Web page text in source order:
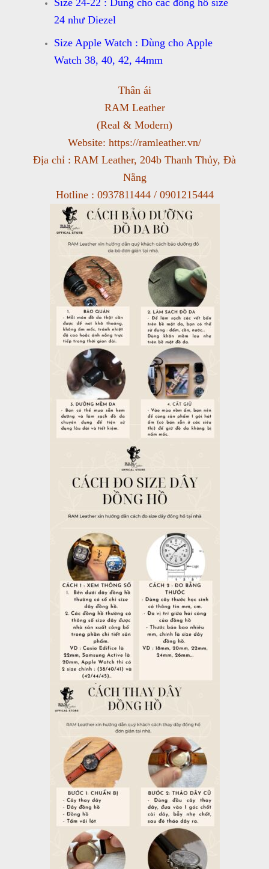
Size 24-22 : Dùng cho các đồng hồ size
24 như Diezel
Size Apple Watch : Dùng cho Apple
Watch 38, 40, 42, 44mm
Thân ái
RAM Leather
(Real & Modern)
Website: https://ramleather.vn/
Địa chỉ : RAM Leather, 204b Thanh Thủy, Đà
Nẵng
Hotline : 0937811444 / 0901215444